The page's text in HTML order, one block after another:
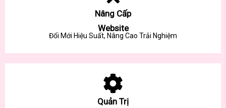
Nâng Cấp
Website
Đổi Mới Hiệu Suất, Nâng Cao Trải Nghiệm
Quản Trị